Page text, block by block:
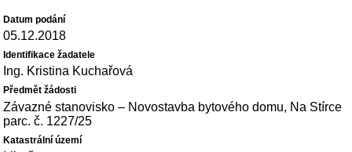
05.12.2018
Ing. Kristina Kuchařová
Závazné stanovisko – Novostavba bytového domu, Na Stírce
parc. č. 1227/25